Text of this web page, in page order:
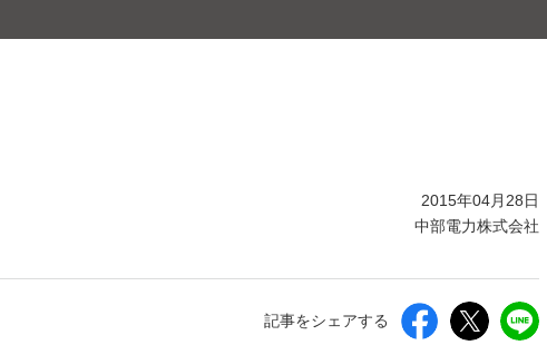
2015年04月28日
中部電力株式会社
記事をシェアする